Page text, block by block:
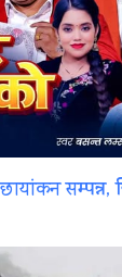
सम्पन्न,